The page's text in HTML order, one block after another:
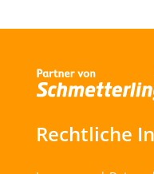
Rechtliche